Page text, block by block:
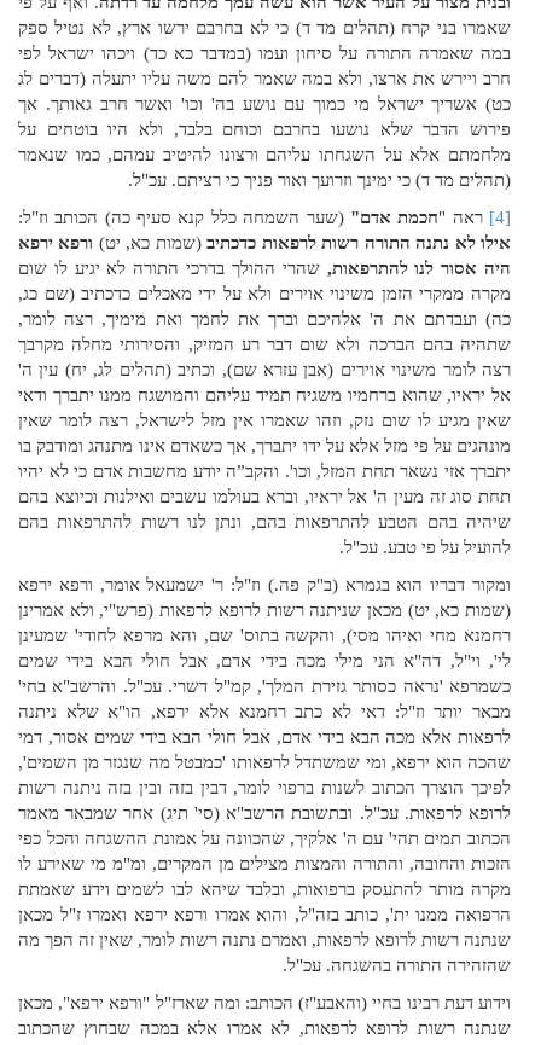
שאמרו בני קרח (תהלים מד ד) כי לא בחרבם ירשו ארץ, לא נטיל ספק
במה שאמרה התורה על סיחון ועמו (במדבר כא כד) ויכהו ישראל לפי
חרב ויירש את ארצו, ולא במה שאמר להם משה עליו יתעלה (דברים לג
כט) אשריך ישראל מי כמוך עם נושע בה' וכו' ואשר חרב גאותך. אך
פירוש הדבר שלא נושעו בחרבם וכוחם בלבד, ולא היו בוטחים על
מלחמתם אלא על השגחתו עליהם ורצונו להיטיב עמהם, כמו שנאמר
(תהלים מד ד) כי ימינך וזרועך ואור פניך כי רציתם. עכ"ל.
[4]
ראה "חכמת אדם" (שער השמחה כלל קנא סעיף כה) הכותב וז"ל:
אילו לא נתנה התורה רשות לרפאות כדכתיב(שמות כא, יט) ורפא ירפא
היה אסור לנו להתרפאות, שהרי ההולך בדרכי התורה לא יגיע לו שום
מקרה ממקרי הזמן משינוי אוירים ולא על ידי מאכלים כדכתיב (שם כג,
כה) ועבדתם את ה' אלהיכם וברך את לחמך ואת מימיך, רצה לומר,
שתהיה בהם הברכה ולא שום דבר רע המזיק, והסירותי מחלה מקרבך
רצה לומר משינוי אוירים (אבן עזרא שם), וכתיב (תהלים לג, יח) עין ה'
אל יראיו, שהוא ברחמיו משגיח תמיד עליהם והמושגח ממנו יתברך ודאי
שאין מגיע לו שום נזק, וזהו שאמרו אין מזל לישראל, רצה לומר שאין
מונהגים על פי מזל אלא על ידו יתברך, אך כשאדם אינו מתנהג ומודבק בו
יתברך אזי נשאר תחת המזל, וכו'. והקב”ה יודע מחשבות אדם כי לא יהיו
תחת סוג זה מעין ה' אל יראיו, וברא בעולמו עשבים ואילנות וכיוצא בהם
שיהיה בהם הטבע להתרפאות בהם, ונתן לנו רשות להתרפאות בהם
להועיל על פי טבע. עכ"ל.
ומקור דבריו הוא בגמרא (ב"ק פה.) וז"ל: ר' ישמעאל אומר, ורפא ירפא
(שמות כא, יט) מכאן שניתנה רשות לרופא לרפאות (פרש"י, ולא אמרינן
רחמנא מחי ואיהו מסי), והקשה בתוס' שם, והא מרפא לחודי' שמעינן
לי', וי"ל, דה"א הני מילי מכה בידי אדם, אבל חולי הבא בידי שמים
כשמרפא 'נראה כסותר גזירת המלך', קמ"ל דשרי. עכ"ל. והרשב"א בחי'
מבאר יותר וז"ל: דאי לא כתב רחמנא אלא ירפא, הו"א שלא ניתנה
לרפאות אלא מכה הבא בידי אדם, אבל חולי הבא בידי שמים אסור, דמי
שהכה הוא ירפא, ומי שמשתדל לרפאותו 'כמבטל מה שנגזר מן השמים',
לפיכך הוצרך הכתוב לשנות ברפוי לומר, דבין בזה ובין בזה ניתנה רשות
לרופא לרפאות. עכ"ל. ובתשובת הרשב"א (סי' תיג) אחר שמבאר מאמר
הכתוב תמים תהי' עם ה' אלקיך, שהכוונה על אמונת ההשגחה והכל כפי
הזכות והחובה, והתורה והמצות מצילים מן המקרים, ומ"מ מי שאירע לו
מקרה מותר להתעסק ברפואות, ובלבד שיהא לבו לשמים וידע שאמתת
הרפואה ממנו ית', כותב בזה"ל, והוא אמרו ורפא ירפא ואמרו ז"ל מכאן
שנתנה רשות לרופא לרפאות, ואמרם נתנה רשות לומר, שאין זה הפך מה
שהזהירה התורה בהשגחה. עכ"ל.
וידוע דעת רבינו בחיי (והאבע"ז) הכותב: ומה שארז"ל "ורפא ירפא", מכאן
שנתנה רשות לרופא לרפאות, לא אמרו אלא במכה שבחוץ שהכתוב